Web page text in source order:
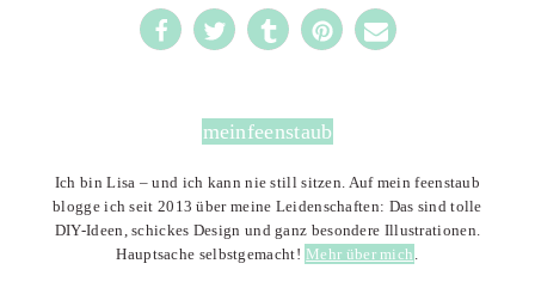
meinfeenstaub
Ich bin Lisa – und ich kann nie still sitzen. Auf mein feenstaub
blogge ich seit 2013 über meine Leidenschaften: Das sind tolle
DIY-Ideen, schickes Design und ganz besondere Illustrationen.
Hauptsache selbstgemacht! Mehr über mich